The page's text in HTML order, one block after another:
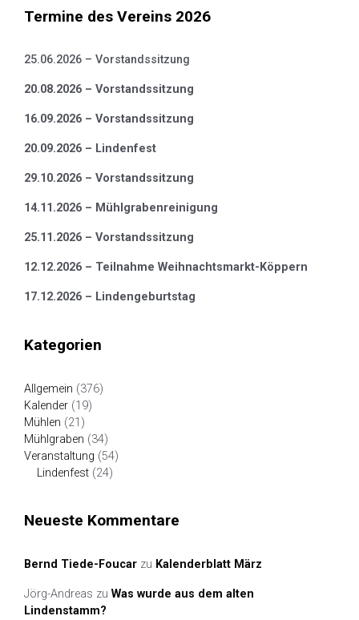
Termine des Vereins 2026
25.06.2026 – Vorstandssitzung
20.08.2026 – Vorstandssitzung
16.09.2026 – Vorstandssitzung
20.09.2026 – Lindenfest
29.10.2026 – Vorstandssitzung
14.11.2026 – Mühlgrabenreinigung
25.11.2026 – Vorstandssitzung
12.12.2026 – Teilnahme Weihnachtsmarkt-Köppern
17.12.2026 – Lindengeburtstag
Kategorien
Allgemein (376)
Kalender (19)
Mühlen (21)
Mühlgraben (34)
Veranstaltung (54)
Lindenfest (24)
Neueste Kommentare
Bernd Tiede-Foucar zu Kalenderblatt März
Jörg-Andreas zu Was wurde aus dem alten
Lindenstamm?